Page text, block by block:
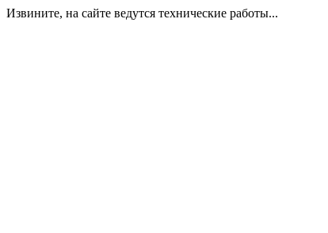
Извините, на сайте ведутся технические работы...